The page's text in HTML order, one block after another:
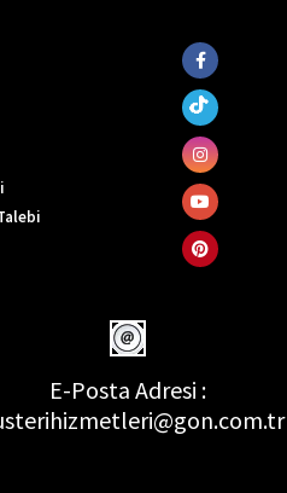
E-Posta Adresi :